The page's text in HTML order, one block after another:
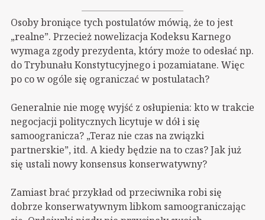
Osoby broniące tych postulatów mówią, że to jest
„realne”. Przecież nowelizacja Kodeksu Karnego
wymaga zgody prezydenta, który może to odesłać np.
do Trybunału Konstytucyjnego i pozamiatane. Więc
po co w ogóle się ograniczać w postulatach?
Generalnie nie mogę wyjść z osłupienia: kto w trakcie
negocjacji politycznych licytuje w dół i się
samoogranicza? „Teraz nie czas na związki
partnerskie”, itd. A kiedy będzie na to czas? Jak już
się ustali nowy konsensus konserwatywny?
Zamiast brać przykład od przeciwnika robi się
dobrze konserwatywnym libkom samoograniczając